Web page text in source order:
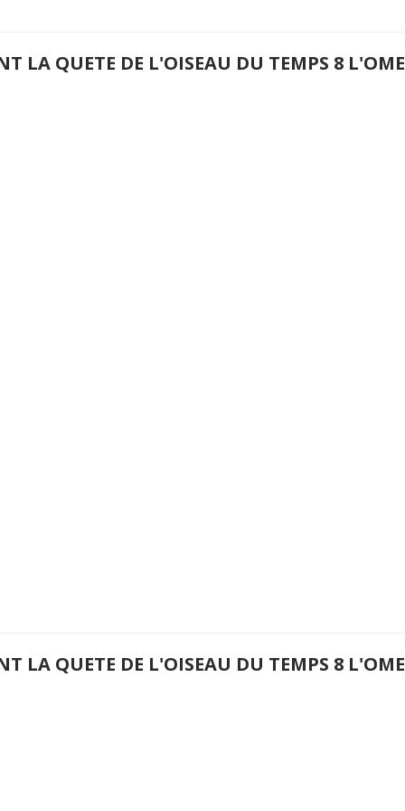
LA QUETE DE L'OISEAU DU TEMPS 8
LA QUETE DE L'OISEAU DU TEMPS 8